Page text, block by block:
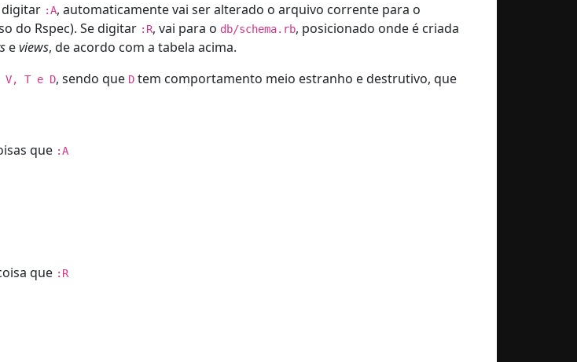
digitar :A, automaticamente vai ser alterado o arquivo corrente para o
do Rspec). Se digitar :R, vai para o db/schema.rb, posicionado onde é criada
eviews, de acordo com a tabela acima.
V, T e D, sendo que D tem comportamento meio estranho e destrutivo, que
que :A
que :R